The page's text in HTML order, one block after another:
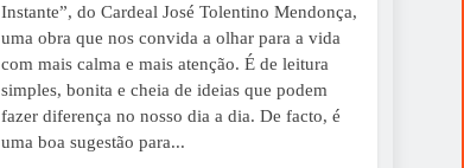
Instante”, do Cardeal José Tolentino Mendonça,
uma obra que nos convida a olhar para a vida
com mais calma e mais atenção. É de leitura
simples, bonita e cheia de ideias que podem
fazer diferença no nosso dia a dia. De facto, é
uma boa sugestão para...